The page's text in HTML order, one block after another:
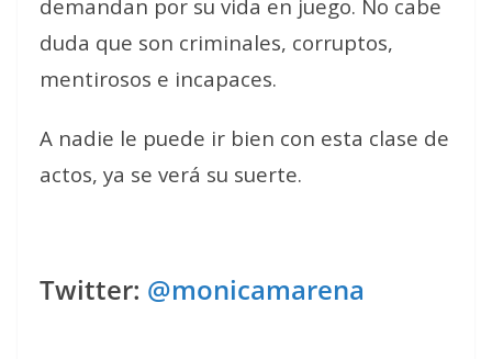
demandan por su vida en juego. No cabe
duda que son criminales, corruptos,
mentirosos e incapaces.
A nadie le puede ir bien con esta clase de
actos, ya se verá su suerte.
Twitter: @monicamarena